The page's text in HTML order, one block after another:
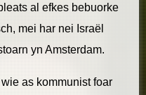
al efkes bebuorke
mei har nei Israël
yn Amsterdam.
as kommunist foar